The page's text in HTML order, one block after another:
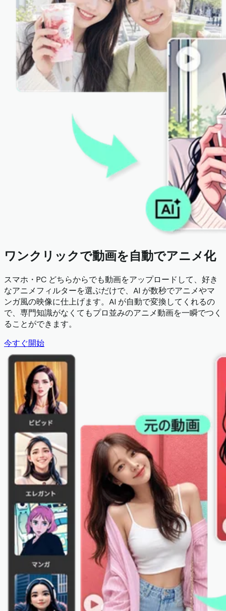
ワンクリックで動画を自動でアニメ化
スマホ・PC どちらからでも動画をアップロードして、好き
なアニメフィルターを選ぶだけで、AI が数秒でアニメやマ
ンガ風の映像に仕上げます。AI が自動で変換してくれるの
で、専門知識がなくてもプロ並みのアニメ動画を一瞬でつく
ることができます。
今すぐ開始